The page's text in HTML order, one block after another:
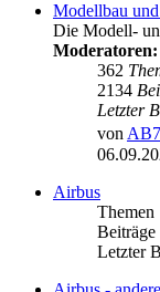
Modellbau
Die Modell-
Moderatoren:
362
2134
Letzter
von
Airbus
Themen
Beiträge
Letzter